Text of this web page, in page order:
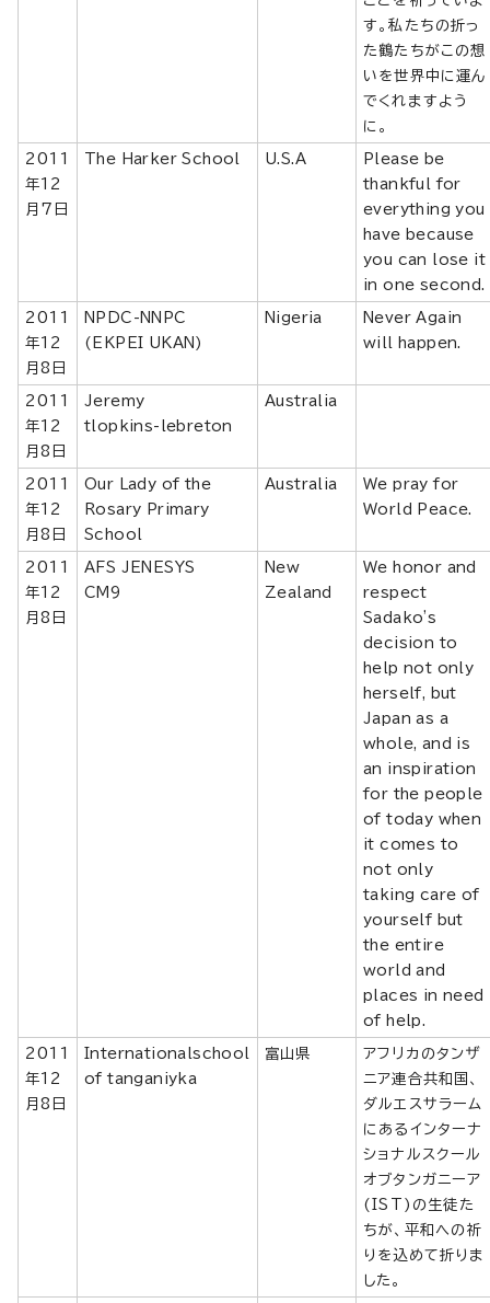
す。私たちの折っ
た鶴たちがこの想
いを世界中に運ん
でくれますよう
に。
2011
年12
月7日
The Harker School U.S.A
Please be
thankful for
everything you
have because
you can lose it
in one second.
2011
年12
月8日
NPDC-NNPC
(EKPEI UKAN)
Nigeria
Never Again
will happen.
2011
年12
月8日
Jeremy
tlopkins-lebreton
Australia
2011
年12
月8日
Our Lady of the
Rosary Primary
School
Australia
We pray for
World Peace.
2011
年12
月8日
AFS JENESYS
CM9
New
Zealand
We honor and
respect
Sadako's
decision to
help not only
herself, but
Japan as a
whole, and is
an inspiration
for the people
of today when
it comes to
not only
taking care of
yourself but
the entire
world and
places in need
of help.
2011
年12
月8日
Internationalschool
of tanganiyka
富山県
アフリカのタンザ
ニア連合共和国、
ダルエスサラーム
にあるインターナ
ショナルスクール
オブタンガニーア
(IST)の生徒た
ちが、平和への祈
りを込めて折りま
した。